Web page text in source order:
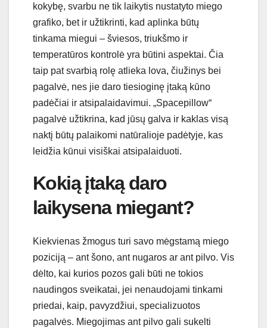
kokybę, svarbu ne tik laikytis nustatyto miego
grafiko, bet ir užtikrinti, kad aplinka būtų
tinkama miegui – šviesos, triukšmo ir
temperatūros kontrolė yra būtini aspektai. Čia
taip pat svarbią rolę atlieka lova, čiužinys bei
pagalvė, nes jie daro tiesioginę įtaką kūno
padėčiai ir atsipalaidavimui. „Spacepillow“
pagalvė užtikrina, kad jūsų galva ir kaklas visą
naktį būtų palaikomi natūralioje padėtyje, kas
leidžia kūnui visiškai atsipalaiduoti.
Kokią įtaką daro
laikysena miegant?
Kiekvienas žmogus turi savo mėgstamą miego
poziciją – ant šono, ant nugaros ar ant pilvo. Vis
dėlto, kai kurios pozos gali būti ne tokios
naudingos sveikatai, jei nenaudojami tinkami
priedai, kaip, pavyzdžiui, specializuotos
pagalvės. Miegojimas ant pilvo gali sukelti